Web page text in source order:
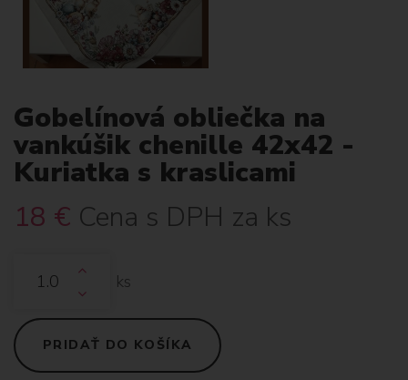
Gobelínová obliečka na
vankúšik chenille 42x42 -
Kuriatka s kraslicami
18 € Cena s DPH za ks
ks
PRIDAŤ DO KOŠÍKA